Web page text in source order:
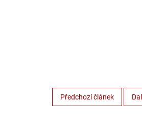
Předchozí článek